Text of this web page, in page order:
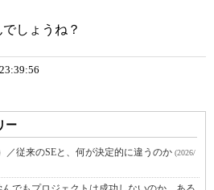
しょうね？
ー
／従来のSEと、何が決定的に違うのか (2026/